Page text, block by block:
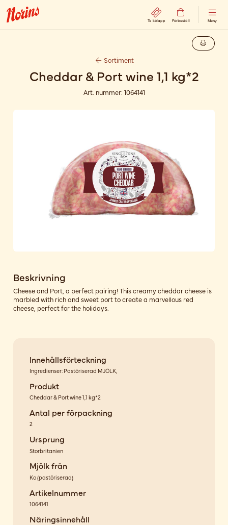
Ta kölapp Förbeställ Meny
Sortiment
Cheddar & Port wine 1,1 kg*2
Art. nummer: 1064141
Beskrivning
Cheese and Port, a perfect pairing! This creamy cheddar cheese is
marbled with rich and sweet port to create a marvellous red
cheese, perfect for the holidays.
Innehållsförteckning
Ingredienser: Pastöriserad MJÖLK,
Produkt
Cheddar & Port wine 1,1 kg*2
Antal per förpackning
2
Ursprung
Storbritanien
Mjölk från
Ko(pastöriserad)
Artikelnummer
1064141
Näringsinnehåll